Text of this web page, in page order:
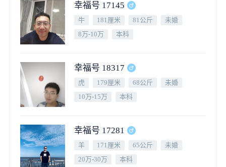
幸福号 17145
牛 181厘米 81公斤
未婚
8万-10万
本科
幸福号 18317
虎 179厘米 68公斤
未婚
10万-15万
本科
幸福号 17281
羊 171厘米 65公斤
未婚
20万-30万
本科